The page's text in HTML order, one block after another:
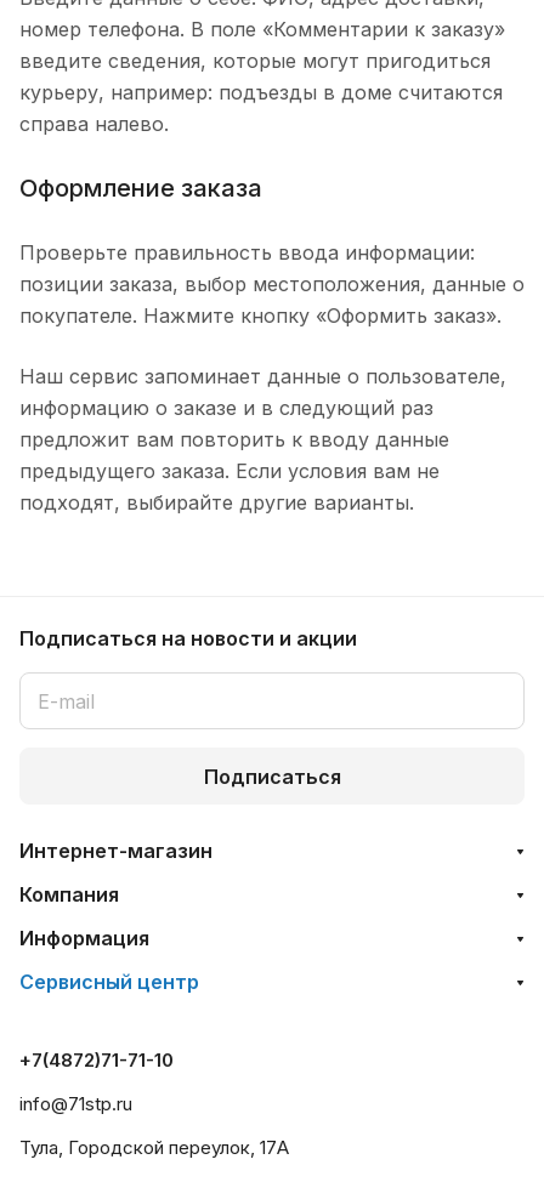
номер телефона. В поле «Комментарии к заказу»
введите сведения, которые могут пригодиться
курьеру, например: подъезды в доме считаются
справа налево.
Оформление заказа
Проверьте правильность ввода информации:
позиции заказа, выбор местоположения, данные о
покупателе. Нажмите кнопку «Оформить заказ».
Наш сервис запоминает данные о пользователе,
информацию о заказе и в следующий раз
предложит вам повторить к вводу данные
предыдущего заказа. Если условия вам не
подходят, выбирайте другие варианты.
Подписаться на новости и акции
Подписаться
Интернет-магазин
Компания
Информация
Сервисный центр
+7(4872)71-71-10
info@71stp.ru
Тула, Городской переулок, 17А